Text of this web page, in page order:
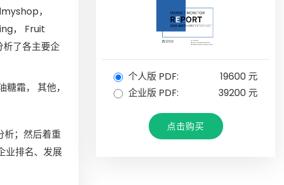
，
， Fruit
了各主要企
霜， 其他，
析；然后着重
业排名、发展
个人版 PDF:
19600 元
企业版 PDF:
39200 元
点击购买